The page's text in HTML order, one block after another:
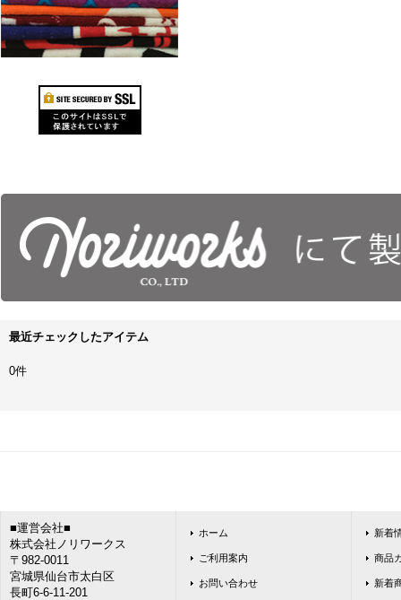
最近チェックしたアイテム
0件
■運営会社■
株式会社ノリワークス
〒982-0011
宮城県仙台市太白区
長町6-6-11-201
ホーム
ご利用案内
お問い合わせ
新着
商品
新着